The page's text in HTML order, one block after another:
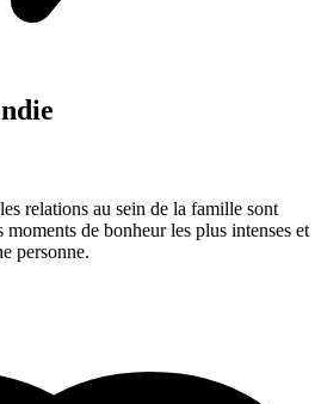
relations au sein de la famille sont
de bonheur les plus intenses et
personne.